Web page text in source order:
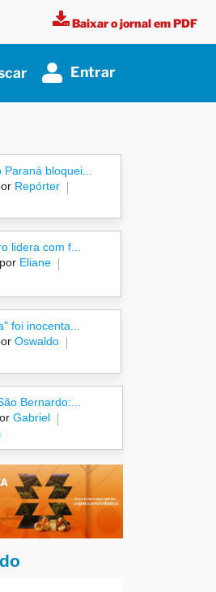
Baixar o jornal em PDF
Entrar
bloquei...
Repórter
lidera com f...
Eliane
foi inocenta...
Oswaldo
Bernardo:...
Gabriel